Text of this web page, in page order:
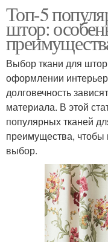
Топ-5
штор:
Выбор ткани для
оформлении
долговечность
материала. В этой
популярных тканей
преимущества,
выбор.